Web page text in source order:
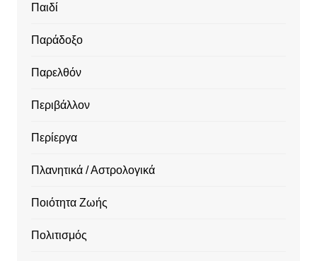
Παιδί
Παράδοξο
Παρελθόν
Περιβάλλον
Περίεργα
Πλανητικά / Αστρολογικά
Ποιότητα Ζωής
Πολιτισμός